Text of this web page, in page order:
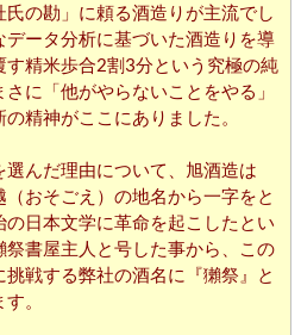
の勘」に頼る酒造りが主流でし
ータ分析に基づいた酒造りを導
す精米歩合2割3分という究極の純
に「他がやらないことをやる」
精神がここにありました。
んだ理由について、旭酒造は
（おそごえ）の地名から一字をと
日本文学に革命を起こしたとい
書屋主人と号した事から、この
戦する弊社の酒名に『獺祭』と
。